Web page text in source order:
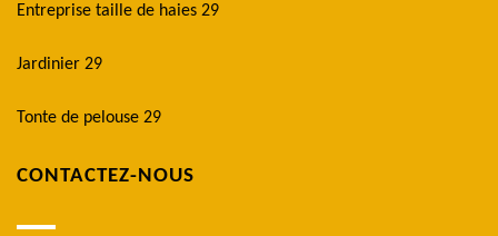
Entreprise taille de haies 29
Jardinier 29
Tonte de pelouse 29
CONTACTEZ-NOUS